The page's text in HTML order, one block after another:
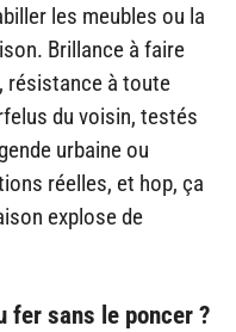
les meubles ou la
Brillance à faire
résistance à toute
du voisin, testés
urbaine ou
réelles, et hop, ça
explose de
fer sans le poncer ?